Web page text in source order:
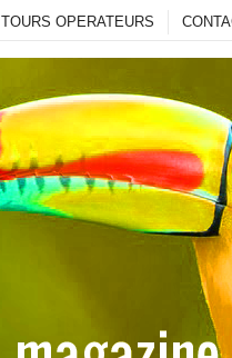
TOURS OPERATEURS